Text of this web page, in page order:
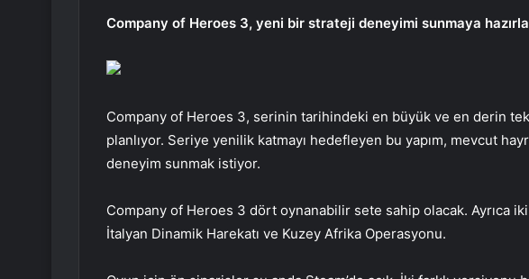
Company of Heroes 3, yeni bir strateji deneyimi sunmaya
Company of Heroes 3, serinin tarihindeki en büyük ve en derin
planlıyor. Seriye yenilik katmayı hedefleyen bu yapım, mevcut
deneyim sunmak istiyor.
Company of Heroes 3 dört oynanabilir sete sahip olacak. Ayrıca
İtalyan Dinamik Harekatı ve Kuzey Afrika Operasyonu.